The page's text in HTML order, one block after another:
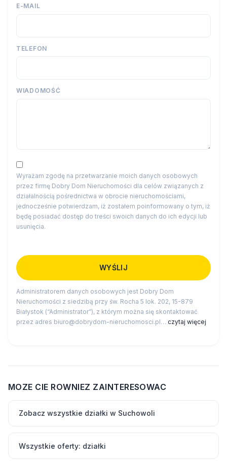
E-MAIL
TELEFON
WIADOMOŚĆ
Wyrażam zgodę na przetwarzanie moich danych osobowych
przez firmę Dobry Dom Nieruchomości dla celów związanych z
działalnością pośrednictwa w obrocie nieruchomościami,
jednocześnie potwierdzam, iż zostałem poinformowany o tym, iż
będę posiadać dostęp do treści swoich danych do ich edycji lub
usunięcia.
Administratorem danych osobowych jest Dobry Dom
Nieruchomości z siedzibą przy św. Rocha 5 lok. 202, 15-879
Białystok (“Administrator”), z którym można się skontaktować
przez adres biuro@dobrydom-nieruchomosci.pl… czytaj więcej
MOZE CIE ROWNIEZ ZAINTERESOWAC
Zobacz wszystkie działki w Suchowoli
Wszystkie oferty: działki